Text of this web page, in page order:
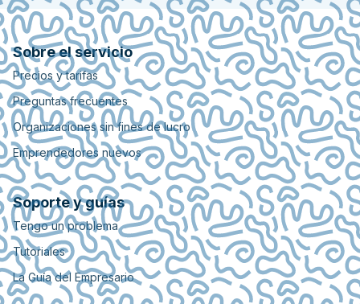
Sobre el servicio
Precios y tarifas
Preguntas frecuentes
Organizaciones sin fines de lucro
Emprendedores nuevos
Soporte y guías
Tengo un problema
Tutoriales
La Guía del Empresario